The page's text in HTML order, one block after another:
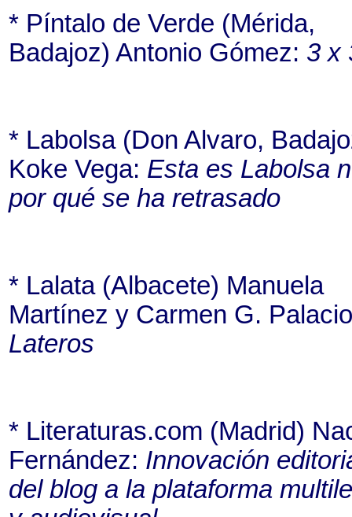
* Píntalo de Verde (Mérida,
Badajoz) Antonio Gómez: 3 x
* Labolsa (Don Alvaro,
Koke Vega: Esta es Labolsa
por qué se ha retrasado
* Lalata (Albacete) Manuela
Martínez y Carmen G.
Lateros
* Literaturas.com (Madrid)
Fernández: Innovación
del blog a la plataforma